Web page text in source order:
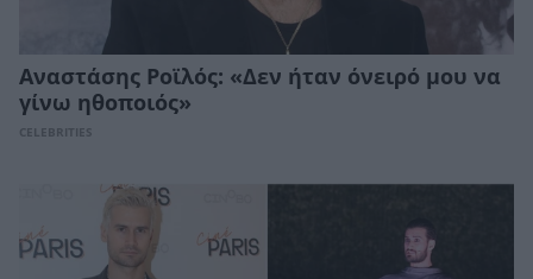
Αναστάσης Ροϊλός: «Δεν ήταν όνειρό μου να
γίνω ηθοποιός»
CELEBRITIES